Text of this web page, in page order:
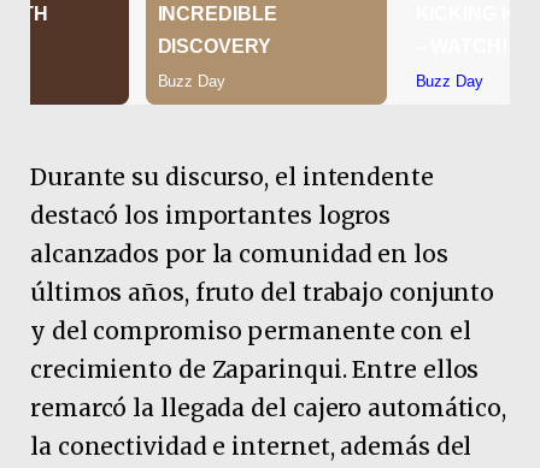
Durante su discurso, el intendente
destacó los importantes logros
alcanzados por la comunidad en los
últimos años, fruto del trabajo conjunto
y del compromiso permanente con el
crecimiento de Zaparinqui. Entre ellos
remarcó la llegada del cajero automático,
la conectividad e internet, además del